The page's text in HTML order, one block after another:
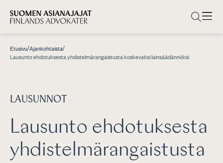
Etusivu/Ajankohtaista/
Lausunto ehdotuksesta yhdistelmärangaistusta koskevaksi lainsäädännöksi
LAUSUNNOT
Lausunto ehdotuksesta
yhdistelmärangaistusta